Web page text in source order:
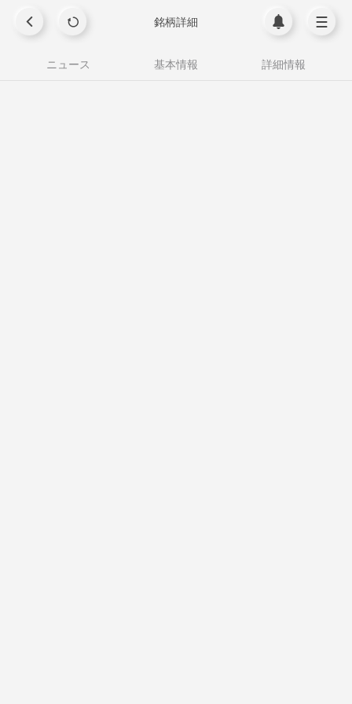
銘柄詳細
ニュース 基本情報 詳細情報